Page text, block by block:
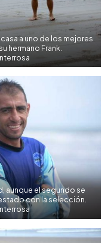
a uno de los mejores
hermano Frank.
aunque el segundo se
con la selección.